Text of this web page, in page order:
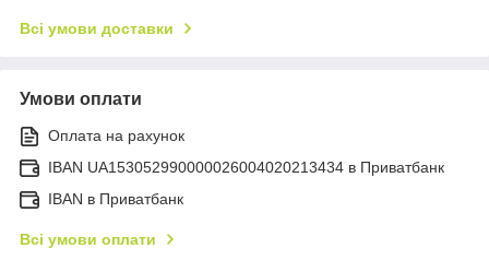
Всі умови доставки
Умови оплати
Оплата на рахунок
IBAN UA153052990000026004020213434 в Приватбанк
IBAN в Приватбанк
Всі умови оплати